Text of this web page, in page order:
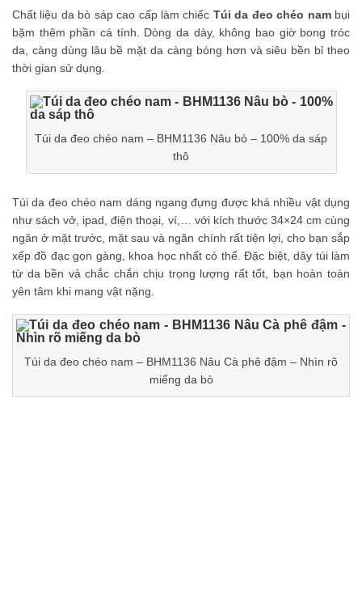
Chất liệu da bò sáp cao cấp làm chiếc Túi da đeo chéo nambụi
bặm thêm phần cá tính. Dòng da dày, không bao giờ bong tróc
da, càng dùng lâu bề mặt da càng bóng hơn và siêu bền bỉ theo
thời gian sử dụng.
Túi da đeo chéo nam – BHM1136 Nâu bò – 100% da sáp
thô
Túi da đeo chéo nam dáng ngang đựng được khá nhiều vật dụng
như sách vở, ipad, điện thoại, ví,… với kích thước 34×24 cm cùng
ngăn ở mặt trước, mặt sau và ngăn chính rất tiện lợi, cho bạn sắp
xếp đồ đạc gọn gàng, khoa học nhất có thể. Đặc biệt, dây túi làm
từ da bền và chắc chắn chịu trọng lượng rất tốt, bạn hoàn toàn
yên tâm khi mang vật nặng.
Túi da đeo chéo nam – BHM1136 Nâu Cà phê đậm – Nhìn rõ
miếng da bò